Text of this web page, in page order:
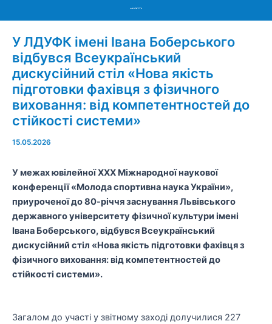
Menu
У ЛДУФК імені Івана Боберського
відбувся Всеукраїнський
дискусійний стіл «Нова якість
підготовки фахівця з фізичного
виховання: від компетентностей до
стійкості системи»
15.05.2026
У межах ювілейної ХХХ Міжнародної наукової
конференції «Молода спортивна наука України»,
приуроченої до 80-річчя заснування Львівського
державного університету фізичної культури імені
Івана Боберського, відбувся Всеукраїнський
дискусійний стіл «Нова якість підготовки фахівця з
фізичного виховання: від компетентностей до
стійкості системи».
Загалом до участі у звітному заході долучилися 227